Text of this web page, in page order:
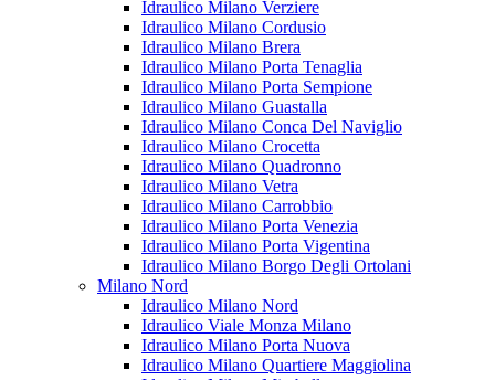
Idraulico Milano Verziere
Idraulico Milano Cordusio
Idraulico Milano Brera
Idraulico Milano Porta Tenaglia
Idraulico Milano Porta Sempione
Idraulico Milano Guastalla
Idraulico Milano Conca Del Naviglio
Idraulico Milano Crocetta
Idraulico Milano Quadronno
Idraulico Milano Vetra
Idraulico Milano Carrobbio
Idraulico Milano Porta Venezia
Idraulico Milano Porta Vigentina
Idraulico Milano Borgo Degli Ortolani
Milano Nord
Idraulico Milano Nord
Idraulico Viale Monza Milano
Idraulico Milano Porta Nuova
Idraulico Milano Quartiere Maggiolina